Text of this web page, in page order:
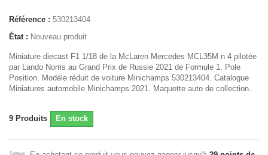
Référence : 530213404
État : Nouveau produit
Miniature diecast F1 1/18 de la McLaren Mercedes MCL35M n 4 pilotée
par Lando Norris au Grand Prix de Russie 2021 de Formule 1. Pole
Position. Modèle réduit de voiture Minichamps 530213404. Catalogue
Miniatures automobile Minichamps 2021. Maquette auto de collection.
9 Produits En stock